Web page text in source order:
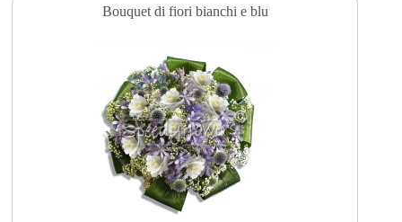
Bouquet di fiori bianchi e blu